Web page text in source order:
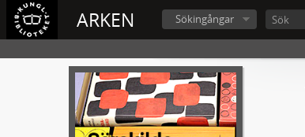
ARKEN Sökingångar